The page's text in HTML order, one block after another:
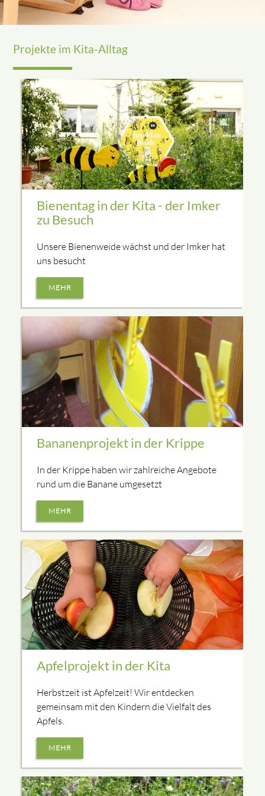
Projekte im Kita-Alltag
Bienentag in der Kita - der Imker
zu Besuch
Unsere Bienenweide wächst und der Imker hat
uns besucht
MEHR
Bananenprojekt in der Krippe
In der Krippe haben wir zahlreiche Angebote
rund um die Banane umgesetzt
MEHR
Apfelprojekt in der Kita
Herbstzeit ist Apfelzeit! Wir entdecken
gemeinsam mit den Kindern die Vielfalt des
Apfels.
MEHR